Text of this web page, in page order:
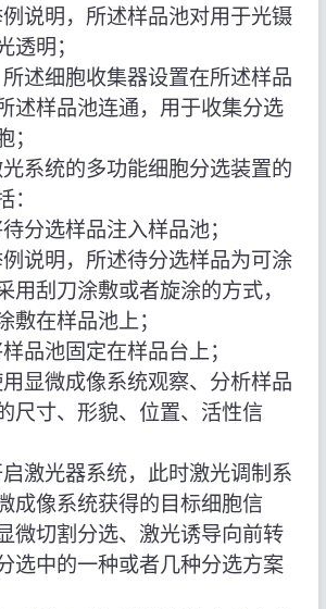
说明，所述样品池对用于光镊
透明；
述细胞收集器设置在所述样品
述样品池连通，用于收集分选
；
系统的多功能细胞分选装置的
：
分选样品注入样品池；
说明，所述待分选样品为可涂
用刮刀涂敷或者旋涂的方式，
敷在样品池上；
品池固定在样品台上；
显微成像系统观察、分析样品
尺寸、形貌、位置、活性信
激光器系统，此时激光调制系
成像系统获得的目标细胞信
微切割分选、激光诱导向前转
选中的一种或者几种分选方案